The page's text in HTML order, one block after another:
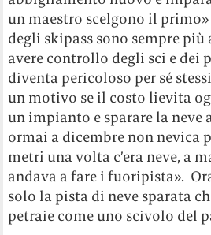
un maestro scelgono il
degli skipass sono sempre più
avere controllo degli sci e dei
diventa pericoloso per sé
un motivo se il costo lievita
un impianto e sparare la
ormai a dicembre non nevica
metri una volta c’era neve, a
andava a fare i fuoripista».
solo la pista di neve sparata
petraie come uno scivolo del